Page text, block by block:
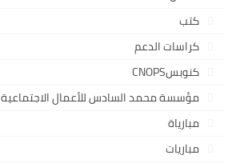
كتب
كراسات الدعم
كنوبسCNOPS
مؤسسة محمد السادس للأعمال الاجتماعية
مبارياة
مباريات